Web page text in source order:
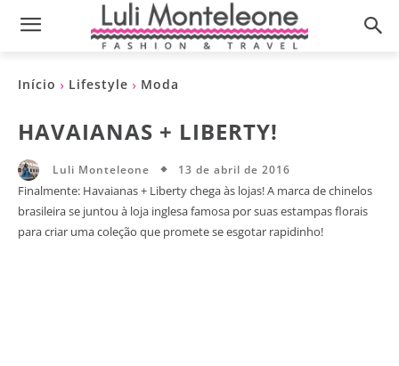
Início Lifestyle Moda
HAVAIANAS + LIBERTY!
Luli Monteleone 13 de abril de 2016
Finalmente: Havaianas + Liberty chega às lojas! A marca de chinelos
brasileira se juntou à loja inglesa famosa por suas estampas florais
para criar uma coleção que promete se esgotar rapidinho!